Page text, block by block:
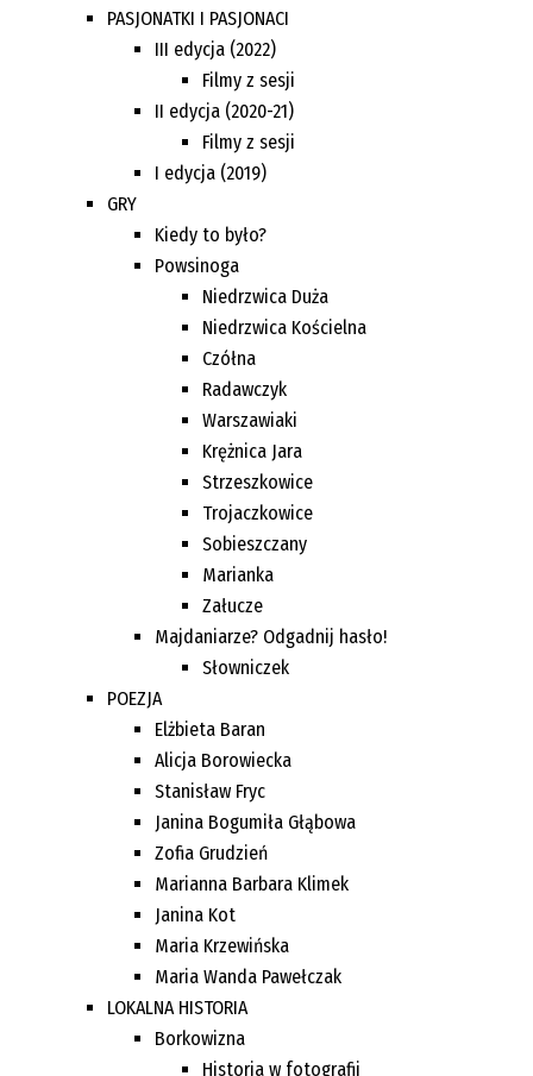
PASJONATKI I PASJONACI
III edycja (2022)
Filmy z sesji
II edycja (2020-21)
Filmy z sesji
I edycja (2019)
GRY
Kiedy to było?
Powsinoga
Niedrzwica Duża
Niedrzwica Kościelna
Czółna
Radawczyk
Warszawiaki
Krężnica Jara
Strzeszkowice
Trojaczkowice
Sobieszczany
Marianka
Załucze
Majdaniarze? Odgadnij hasło!
Słowniczek
POEZJA
Elżbieta Baran
Alicja Borowiecka
Stanisław Fryc
Janina Bogumiła Głąbowa
Zofia Grudzień
Marianna Barbara Klimek
Janina Kot
Maria Krzewińska
Maria Wanda Pawełczak
LOKALNA HISTORIA
Borkowizna
Historia w fotografii